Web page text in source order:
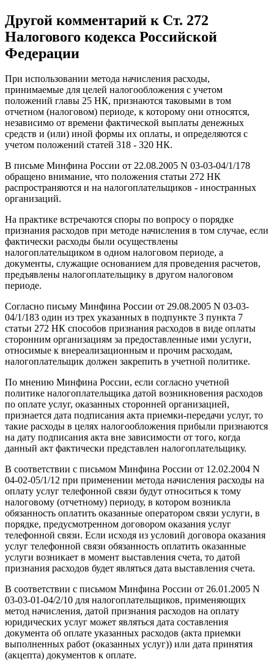
Другой комментарий к Ст. 272
Налогового кодекса Российской
Федерации
При использовании метода начисления расходы,
принимаемые для целей налогообложения с учетом
положений главы 25 НК, признаются таковыми в том
отчетном (налоговом) периоде, к которому они относятся,
независимо от времени фактической выплаты денежных
средств и (или) иной формы их оплаты, и определяются с
учетом положений статей 318 - 320 НК.
В письме Минфина России от 22.08.2005 N 03-03-04/1/178
обращено внимание, что положения статьи 272 НК
распространяются и на налогоплательщиков - иностранных
организаций.
На практике встречаются споры по вопросу о порядке
признания расходов при методе начисления в том случае, если
фактически расходы были осуществлены
налогоплательщиком в одном налоговом периоде, а
документы, служащие основанием для проведения расчетов,
предъявлены налогоплательщику в другом налоговом
периоде.
Согласно письму Минфина России от 29.08.2005 N 03-03-
04/1/183 один из трех указанных в подпункте 3 пункта 7
статьи 272 НК способов признания расходов в виде оплаты
сторонним организациям за предоставленные ими услуги,
относимые к внереализационным и прочим расходам,
налогоплательщик должен закрепить в учетной политике.
По мнению Минфина России, если согласно учетной
политике налогоплательщика датой возникновения расходов
по оплате услуг, оказанных сторонней организацией,
признается дата подписания акта приемки-передачи услуг, то
такие расходы в целях налогообложения прибыли признаются
на дату подписания акта вне зависимости от того, когда
данный акт фактически представлен налогоплательщику.
В соответствии с письмом Минфина России от 12.02.2004 N
04-02-05/1/12 при применении метода начисления расходы на
оплату услуг телефонной связи будут относиться к тому
налоговому (отчетному) периоду, в котором возникла
обязанность оплатить оказанные оператором связи услуги, в
порядке, предусмотренном договором оказания услуг
телефонной связи. Если исходя из условий договора оказания
услуг телефонной связи обязанность оплатить оказанные
услуги возникает в момент выставления счета, то датой
признания расходов будет являться дата выставления счета.
В соответствии с письмом Минфина России от 26.01.2005 N
03-03-01-04/2/10 для налогоплательщиков, применяющих
метод начисления, датой признания расходов на оплату
юридических услуг может являться дата составления
документа об оплате указанных расходов (акта приемки
выполненных работ (оказанных услуг)) или дата принятия
(акцепта) документов к оплате.